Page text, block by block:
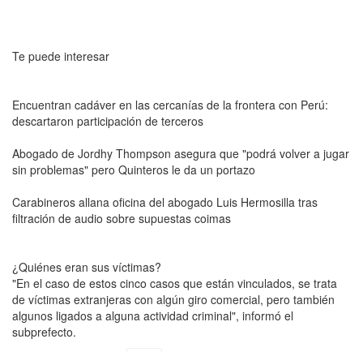
Te puede interesar
Encuentran cadáver en las cercanías de la frontera con Perú:
descartaron participación de terceros
Abogado de Jordhy Thompson asegura que "podrá volver a jugar
sin problemas" pero Quinteros le da un portazo
Carabineros allana oficina del abogado Luis Hermosilla tras
filtración de audio sobre supuestas coimas
¿Quiénes eran sus víctimas?
"En el caso de estos cinco casos que están vinculados, se trata
de víctimas extranjeras con algún giro comercial, pero también
algunos ligados a alguna actividad criminal", informó el
subprefecto.